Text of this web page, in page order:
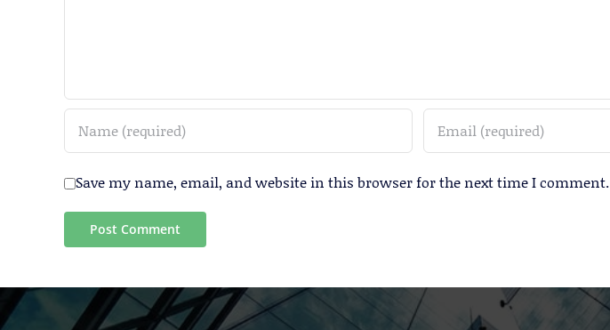
Save my name, email, and website in this browser for the next time I comment.